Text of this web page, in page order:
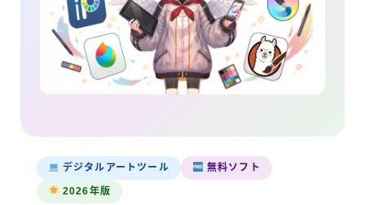
デジタルアートツール 無料ソフト
2026年版